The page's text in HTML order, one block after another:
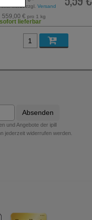
inkl. MwSt zzgl.Versand
sofort lieferbar
Absenden
und Angebote der ipill
jederzeit widerrufen werden.